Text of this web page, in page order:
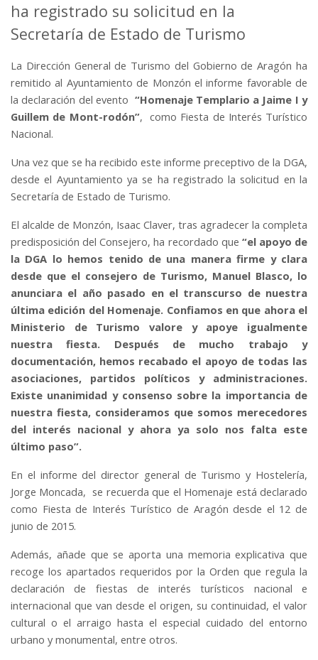
ha registrado su solicitud en la
Secretaría de Estado de Turismo
La Dirección General de Turismo del Gobierno de Aragón ha
remitido al Ayuntamiento de Monzón el informe favorable de
la declaración del evento “Homenaje Templario a Jaime I y
Guillem de Mont-rodón”, como Fiesta de Interés Turístico
Nacional.
Una vez que se ha recibido este informe preceptivo de la DGA,
desde el Ayuntamiento ya se ha registrado la solicitud en la
Secretaría de Estado de Turismo.
El alcalde de Monzón, Isaac Claver, tras agradecer la completa
predisposición del Consejero, ha recordado que “el apoyo de
la DGA lo hemos tenido de una manera firme y clara
desde que el consejero de Turismo, Manuel Blasco, lo
anunciara el año pasado en el transcurso de nuestra
última edición del Homenaje. Confiamos en que ahora el
Ministerio de Turismo valore y apoye igualmente
nuestra fiesta. Después de mucho trabajo y
documentación, hemos recabado el apoyo de todas las
asociaciones, partidos políticos y administraciones.
Existe unanimidad y consenso sobre la importancia de
nuestra fiesta, consideramos que somos merecedores
del interés nacional y ahora ya solo nos falta este
último paso”.
En el informe del director general de Turismo y Hostelería,
Jorge Moncada, se recuerda que el Homenaje está declarado
como Fiesta de Interés Turístico de Aragón desde el 12 de
junio de 2015.
Además, añade que se aporta una memoria explicativa que
recoge los apartados requeridos por la Orden que regula la
declaración de fiestas de interés turísticos nacional e
internacional que van desde el origen, su continuidad, el valor
cultural o el arraigo hasta el especial cuidado del entorno
urbano y monumental, entre otros.